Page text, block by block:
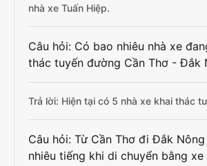
nhà xe Tuấn Hiệp.
Câu hỏi: Có bao nhiêu nhà xe
thác tuyến đường Cần Thơ - Đắk
Trả lời: Hiện tại có 5 nhà xe khai thác
Câu hỏi: Từ Cần Thơ đi Đắk
nhiêu tiếng khi di chuyển bằng xe